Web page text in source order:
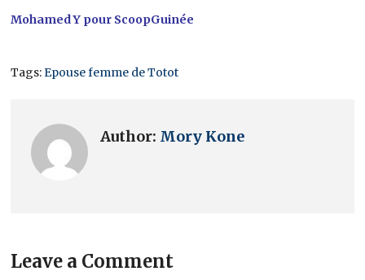
Mohamed Y pour ScoopGuinée
Tags:Epouse femme de Totot
Author: Mory Kone
Leave a Comment